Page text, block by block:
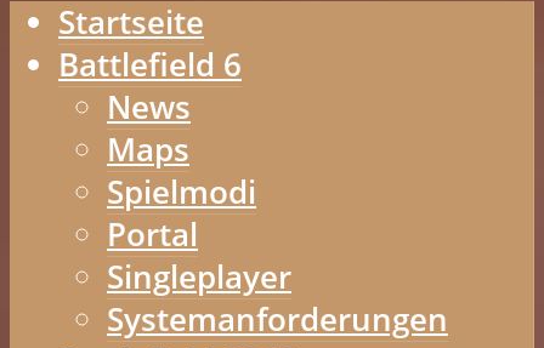
Startseite
Battlefield 6
News
Maps
Spielmodi
Portal
Singleplayer
Systemanforderungen